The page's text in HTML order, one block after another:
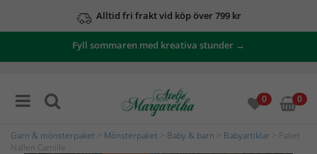
Alltid fri frakt vid köp över 799 kr
Fyll sommaren med kreativa stunder →
0 0
Garn & mönsterpaket Mönsterpaket Baby & barn Babyartiklar > Paket
Nallen Camille